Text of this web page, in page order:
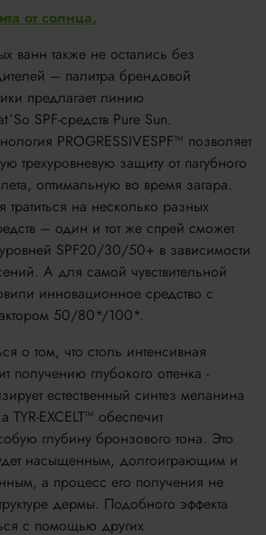
от солнца.
ванн также не остались без
– палитра брендовой
предлагает линию
SPF-средств Pure Sun.
PROGRESSIVESPF™ позволяет
трехуровневую защиту от пагубного
оптимальную во время загара.
на несколько разных
– один и тот же спрей сможет
SPF20/30/50+ в зависимости
А для самой чувствительной
инновационное средство с
50/80*/100*.
о том, что столь интенсивная
получению глубокого оттенка -
естественный синтез меланина
TYR-EXCELT™ обеспечит
глубину бронзового тона. Это
насыщенным, долгоиграющим и
а процесс его получения не
дермы. Подобного эффекта
с помощью других